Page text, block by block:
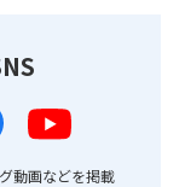
動画などを掲載